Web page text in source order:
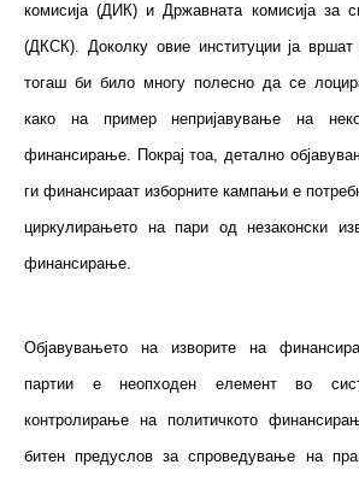
комисија (ДИК) и Државната комисија за
(ДКСК). Доколку овие институции ја вршат
тогаш би било многу полесно да се
како на пример непријавување на
финансирање. Покрај тоа, детално
ги финансираат изборните кампањи е
циркулирањето на пари од незаконски
финансирање.
Објавувањето на изворите на
партии е неопходен елемент во
контролирање на политичкото
битен предуслов за спроведување на